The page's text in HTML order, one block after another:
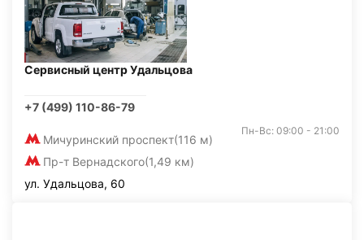
Сервисный центр Удальцова
+7 (499) 110-86-79
Мичуринский проспект(116 м)
Пр-т Вернадского(1,49 км)
Пн-Вс: 09:00 - 21:00
ул. Удальцова, 60